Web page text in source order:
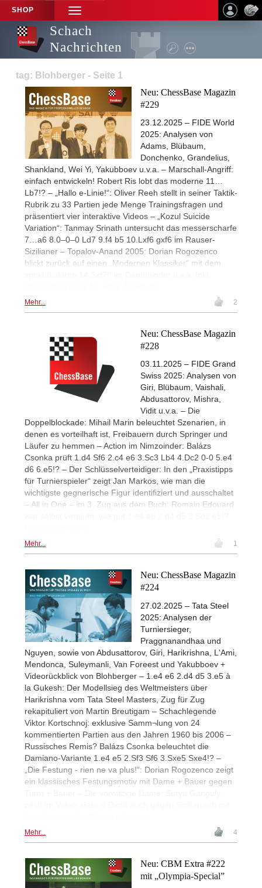
SHOP
TOGGLE
NAVIGATION
Schach
Nachrichten
tag: Blohberger - Seite 1
Neu: ChessBase Magazin
#229
23.12.2025 – FIDE World
2025: Analysen von
Adams, Blübaum,
Donchenko, Grandelius,
Shankland, Wei Yi, Yakubboev u.v.a. – Marschall-Angriff:
einfach entwickeln! Robert Ris lobt das moderne 11…
Lb7!? – „Hallo e-Linie!“: Oliver Reeh stellt in seiner Taktik-
Rubrik zu 33 Partien jede Menge Trainingsfragen und
präsentiert vier interaktive Videos – „Kozul Suicide
Variation“: Tanmay Srinath untersucht das messerscharfe
7…a6 8.0–0–0 Ld7 9.f4 b5 10.Lxf6 gxf6 im Rauser-
Sizilianer – Topalov-Anand 2005: Dorian Rogozenco
blickt zurück auf einen „Modernen Klassiker“ mit dem
Mehr... 2
Neu: ChessBase Magazin
#228
03.11.2025 – FIDE Grand
Swiss 2025: Analysen von
Giri, Blübaum, Vaishali,
Abdusattorov, Mishra,
Vidit u.v.a. – Die
Doppelblockade: Mihail Marin beleuchtet Szenarien, in
denen es vorteilhaft ist, Freibauern durch Springer und
Läufer zu hemmen – Action im Nimzoinder: Balázs
Csonka prüft 1.d4 Sf6 2.c4 e6 3.Sc3 Lb4 4.Dc2 0-0 5.e4
d6 6.e5!? – Der Schlüsselverteidiger: In den „Praxistipps
für Turnierspieler“ zeigt Jan Markos, wie man die
wichtigste gegnerische Figur identifiziert und ausschaltet
– All in One – im 3. Zug aus dem Buch: Romain Edouard
Mehr... 1
Neu: ChessBase Magazin
#224
27.02.2025 – Tata Steel
2025: Analysen der
Turniersieger,
Praggnanandhaa und
Nguyen, sowie von Abdusattorov, Giri, Harikrishna, L'Ami,
Mendonca, Suleymanli, Van Foreest und Yakubboev +
Videorückblick von Blohberger – 1.e4 e6 2.d4 d5 3.e5 à
la Gukesh: Der Modellsieg des Weltmeisters über
Harikrishna vom Tata Steel Masters, Zug für Zug
rekapituliert von Martin Breutigam – Schachlegende
Viktor Kortschnoj: exklusive Samm¬lung von 24
kommentierten Partien aus den Jahren 1960 bis 2006 –
Russisches Remis? Balázs Csonka beleuchtet die
Damiano-Variante 1.e4 e5 2.Sf3 Sf6 3.Sxe5 Sxe4!? –
„Die Festung - rien ne va plus!“: Dorian Rogozenco zeigt
ein klassisches Festungsmotiv mit Dame + Bauer gegen
Mehr... 4
Neu: CBM Extra #222
mit „Olympia-Special”